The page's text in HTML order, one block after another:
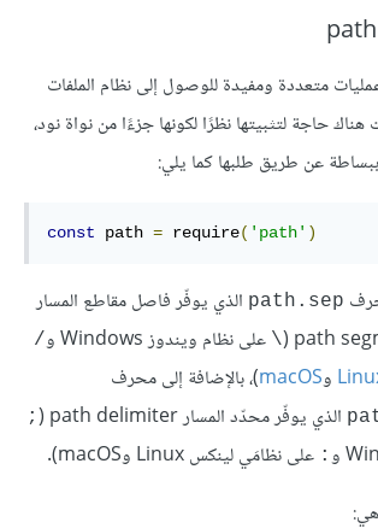
متعددة ومفيدة للوصول إلى نظام الملفات
حاجة لتثبيتها نظرًا لكونها جزءًا من نواة نود،
عن طريق طلبها كما يلي:
const path = require( 'path' )
path.sep الذي يوفّر فاصل مقاطع المسار
path
\ على نظام ويندوز Windows و /
وmacOS)، بالإضافة إلى محرف
الذي يوفّر محدّد المسار path delimiter ( ;
: على نظامَي لينكس Linux وmacOS).
هي: